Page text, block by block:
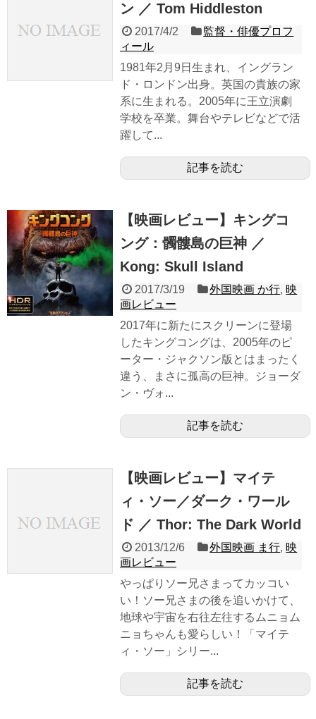
ン ／ Tom Hiddleston
2017/4/2
監督・俳優プロフ
ィール
1981年2月9日生まれ、イングラン
ド・ロンドン出身。英国の貴族の家
系に生まれる。2005年に王立演劇
学校を卒業。舞台やテレビなどで活
躍して...
記事を読む
【映画レビュー】キングコ
ング：髑髏島の巨神 ／
Kong: Skull Island
2017/3/19 外国映画 か行, 映
画レビュー
2017年に新たにスクリーンに登場
したキングコングは、2005年のピ
ーター・ジャクソン版とはまったく
違う、まさに孤高の巨神。ジョーダ
ン・ヴォ...
記事を読む
【映画レビュー】マイテ
ィ・ソー／ダーク・ワール
ド ／ Thor: The Dark World
2013/12/6 外国映画 ま行, 映
画レビュー
やっぱりソー兄さまってカッコい
い！ソー兄さまの後を追いかけて、
地球や宇宙を右往左往するムニョム
ニョちゃんも愛らしい！「マイテ
ィ・ソー」シリー...
記事を読む